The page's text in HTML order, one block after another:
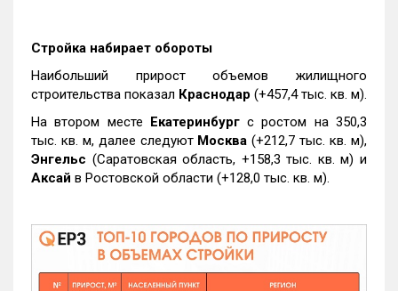
Стройка набирает обороты
Наибольший прирост объемов жилищного
строительства показал Краснодар (+457,4 тыс. кв. м).
На втором месте Екатеринбургс ростом на 350,3
тыс. кв. м, далее следуют Москва (+212,7 тыс. кв. м),
Энгельс (Саратовская область, +158,3 тыс. кв. м) и
Аксай в Ростовской области (+128,0 тыс. кв. м).